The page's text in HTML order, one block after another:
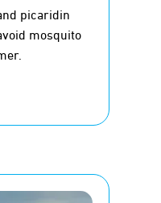
picaridin
mosquito